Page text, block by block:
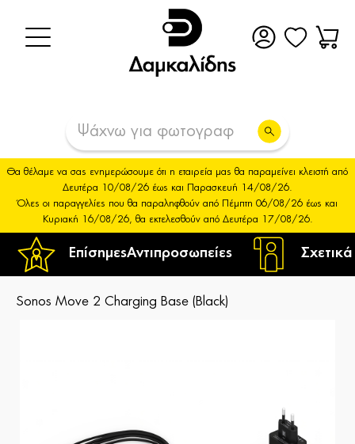
ΕπίσημεςΑντιπροσωπείες
Θα θέλαμε να σας ενημερώσουμε ότι η εταιρεία μας θα παραμείνει κλειστή από
Δευτέρα 10/08/26 έως και Παρασκευή 14/08/26.
Όλες οι παραγγελίες που θα παραληφθούν από Πέμπτη 06/08/26 έως και
Κυριακή 16/08/26, θα εκτελεσθούν από Δευτέρα 17/08/26.
Sonos Move 2 Charging Base (Black)